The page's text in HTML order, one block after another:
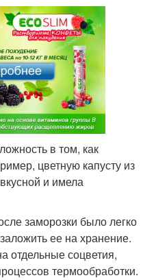
в том, как
цветную капусту из
и имела
заморозки было легко
ее на хранение.
отдельные соцветия,
термообработки.